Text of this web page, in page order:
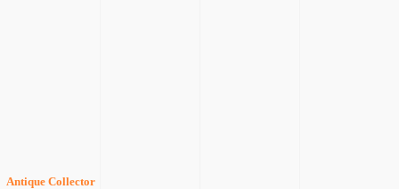
Antique Collector